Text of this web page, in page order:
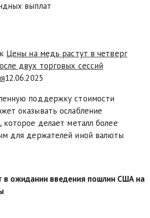
выплат
Цены на медь растут в четверг
двух торговых сессий
12.06.2025
поддержку стоимости
оказывать ослабление
которое делает металл более
для держателей иной валюты
в ожидании введения пошлин США на